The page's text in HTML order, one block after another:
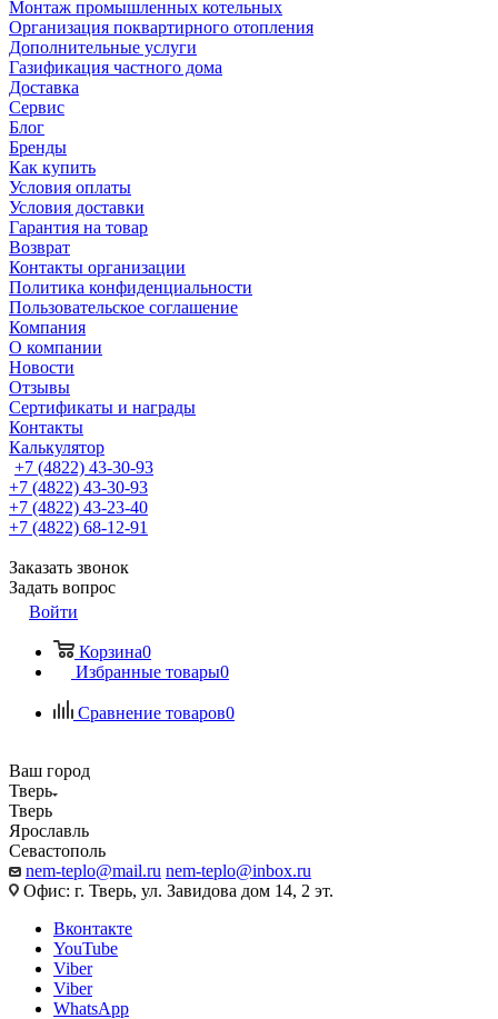
Монтаж промышленных котельных
Организация поквартирного отопления
Дополнительные услуги
Газификация частного дома
Доставка
Сервис
Блог
Бренды
Как купить
Условия оплаты
Условия доставки
Гарантия на товар
Возврат
Контакты организации
Политика конфиденциальности
Пользовательское соглашение
Компания
О компании
Новости
Отзывы
Сертификаты и награды
Контакты
Калькулятор
+7 (4822) 43-30-93
+7 (4822) 43-30-93
+7 (4822) 43-23-40
+7 (4822) 68-12-91
Заказать звонок
Задать вопрос
Войти
Корзина0
Избранные товары0
Сравнение товаров0
Ваш город
Тверь
Тверь
Ярославль
Севастополь
nem-teplo@mail.ru nem-teplo@inbox.ru
Офис: г. Тверь, ул. Завидова дом 14, 2 эт.
Вконтакте
YouTube
Viber
Viber
WhatsApp